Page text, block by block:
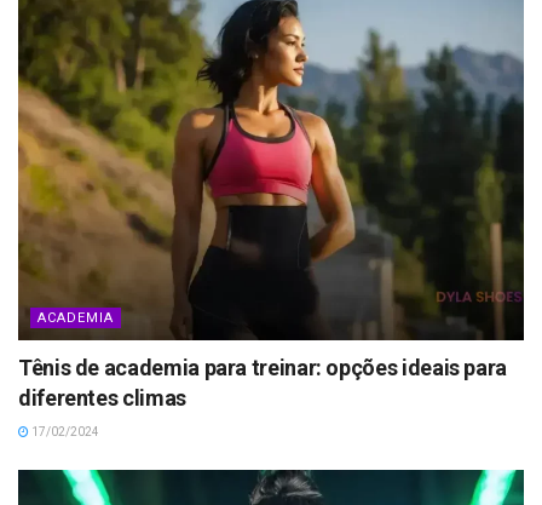
ACADEMIA
Tênis de academia para treinar: opções ideais para
diferentes climas
17/02/2024